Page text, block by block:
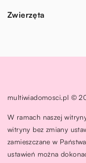
Zwierzęta
multiwiadomosci.pl ©
W ramach naszej
witryny bez zmiany
zamieszczane w
ustawień można